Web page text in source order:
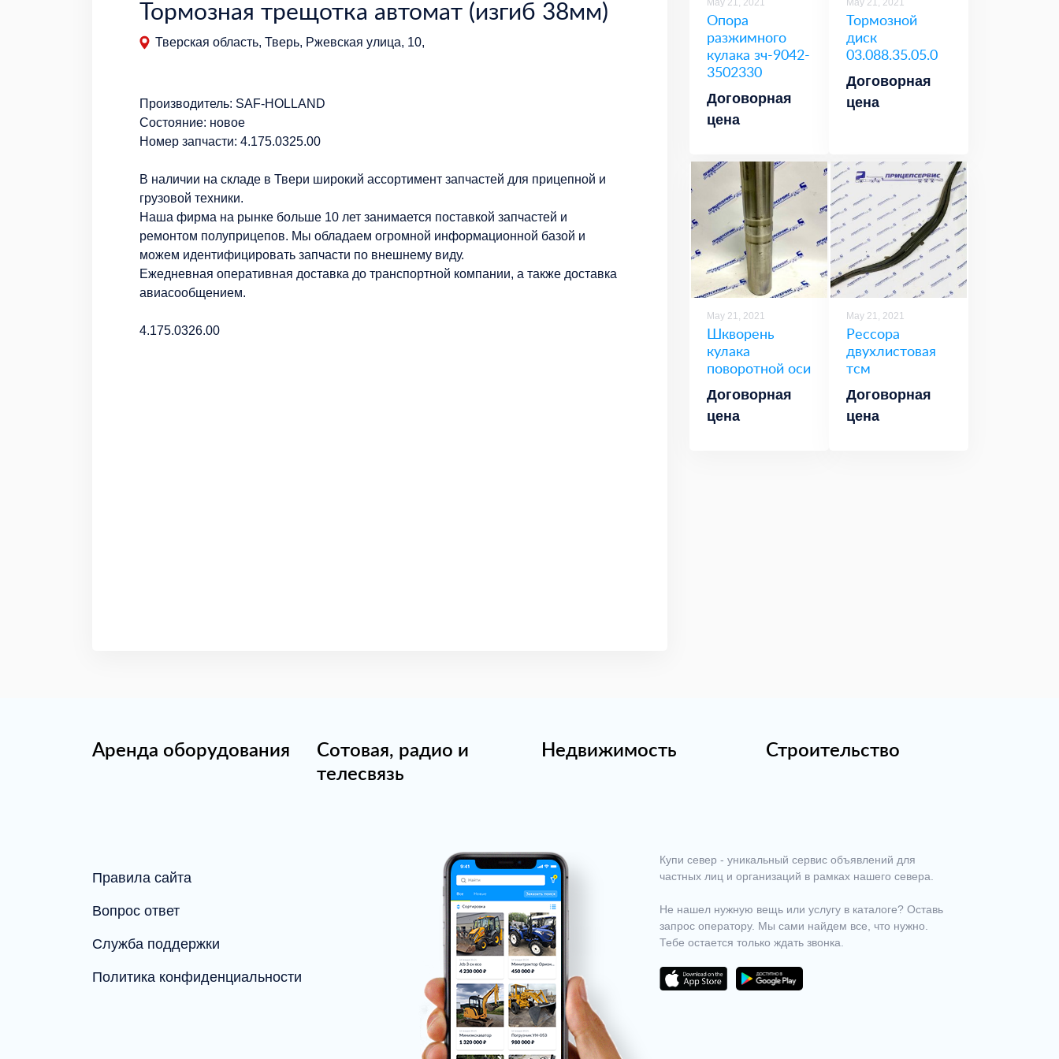
Тормозная трещотка автомат (изгиб 38мм)
Тверская область, Тверь, Ржевская улица, 10,
Производитель: SAF-HOLLAND
Состояние: новое
Номер запчасти: 4.175.0325.00
В наличии на складе в Твери широкий ассортимент запчастей для прицепной и
грузовой техники.
Наша фирма на рынке больше 10 лет занимается поставкой запчастей и
ремонтом полуприцепов. Мы обладаем огромной информационной базой и
можем идентифицировать запчасти по внешнему виду.
Ежедневная оперативная доставка до транспортной компании, а также доставка
авиасообщением.
4.175.0326.00
May 21, 2021
Опора
разжимного
кулака зч-9042-
3502330
Договорная
цена
May 21, 2021
Тормозной
диск
03.088.35.05.0
Договорная
цена
May 21, 2021
Шкворень
кулака
поворотной оси
Договорная
цена
May 21, 2021
Рессора
двухлистовая
тсм
Договорная
цена
Аренда оборудования
Сотовая, радио и
телесвязь
Недвижимость Строительство
Правила сайта
Вопрос ответ
Служба поддержки
Политика конфиденциальности
Купи север - уникальный сервис объявлений для
частных лиц и организаций в рамках нашего севера.
Не нашел нужную вещь или услугу в каталоге? Оставь
запрос оператору. Мы сами найдем все, что нужно.
Тебе остается только ждать звонка.